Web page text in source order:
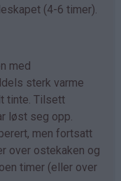
(4-6 timer).
med
sterk varme
tinte. Tilsett
løst seg opp.
men fortsatt
over ostekaken og
timer (eller over